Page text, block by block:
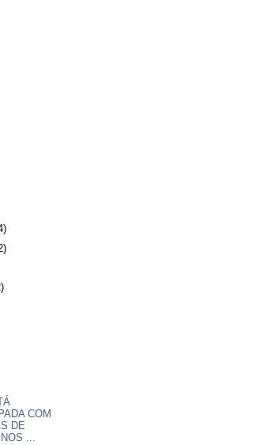
COM
DE
...